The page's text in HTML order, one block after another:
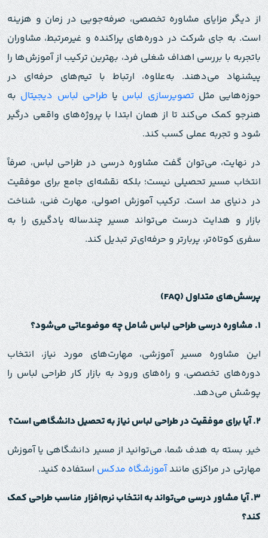
از دیگر مزایای مشاوره تخصصی، صرفه‌جویی در زمان و هزینه
است. به جای شرکت در دوره‌های پراکنده و غیرمرتبط، مشاوران
باتجربه با بررسی اهداف شغلی فرد، بهترین ترکیب از آموزش‌ها را
پیشنهاد می‌دهند. به‌علاوه، ارتباط با تیم‌های حرفه‌ای در
حوزه‌هایی مثلتصویرسازی لباسیاطراحی لباس دیجیتالبه
هنرجو کمک می‌کند تا از همان ابتدا با پروژه‌های واقعی درگیر
شود و تجربه عملی کسب کند.
در نهایت، می‌توان گفت مشاوره درسی در طراحی لباس، صرفاً
انتخاب مسیر تحصیلی نیست؛ بلکه نقشه‌ای جامع برای موفقیت
در دنیای مد است. ترکیب آموزش اصولی، مهارت فنی، شناخت
بازار و هدایت درست می‌تواند مسیر چندساله یادگیری را به
سفری کوتاه‌تر، پربارتر و حرفه‌ای‌تر تبدیل کند.
پرسش‌های متداول(FAQ)
۱.مشاوره درسی طراحی لباس شامل چه موضوعاتی می‌شود؟
این مشاوره مسیر آموزشی، مهارت‌های مورد نیاز، انتخاب
دوره‌های تخصصی، و راه‌های ورود به بازار کار طراحی لباس را
پوشش می‌دهد.
۲.آیا برای موفقیت در طراحی لباس نیاز به تحصیل دانشگاهی است؟
خیر. بسته به هدف شما، می‌توانید از مسیر دانشگاهی یا آموزش
مهارتی در مراکزی مانندآموزشگاه مدکساستفاده کنید.
۳.آیا مشاور درسی می‌تواند به انتخاب نرم‌افزار مناسب طراحی کمک
کند؟